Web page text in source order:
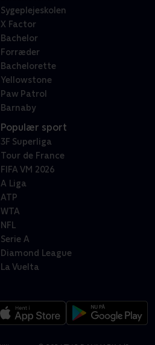
Sygeplejeskolen
X Factor
Bachelor
Forræder
Bachelorette
Yellowstone
Paw Patrol
Barnaby
Populær sport
3F Superliga
Tour de France
FIFA VM 2026
A Liga
ATP
WTA
NFL
Serie A
Diamond League
La Vuelta